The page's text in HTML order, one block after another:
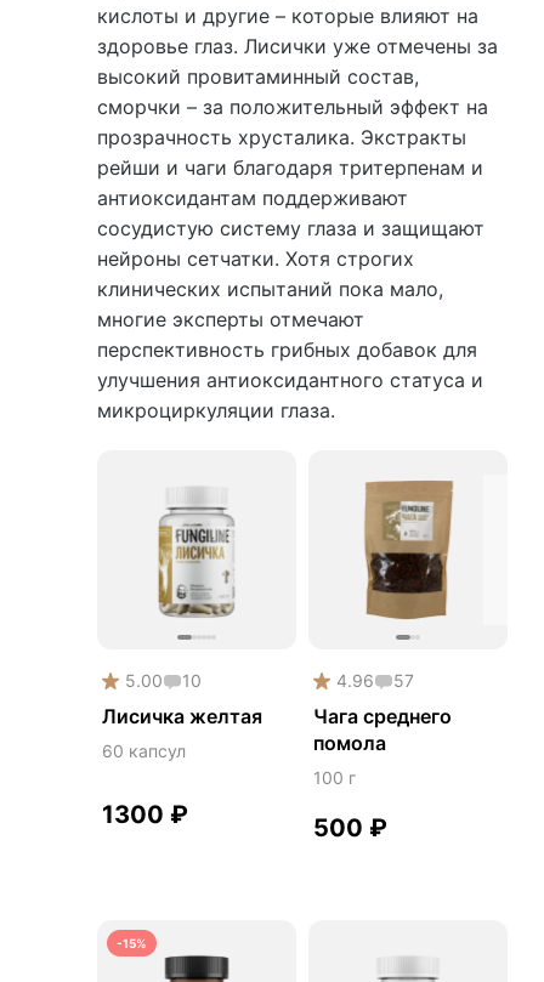
кислоты и другие – которые влияют на
здоровье глаз. Лисички уже отмечены за
высокий провитаминный состав,
сморчки – за положительный эффект на
прозрачность хрусталика. Экстракты
рейши и чаги благодаря тритерпенам и
антиоксидантам поддерживают
сосудистую систему глаза и защищают
нейроны сетчатки. Хотя строгих
клинических испытаний пока мало,
многие эксперты отмечают
перспективность грибных добавок для
улучшения антиоксидантного статуса и
микроциркуляции глаза.
5.00 10
Лисичка желтая
60 капсул
1300 ₽
4.96 57
Чага среднего
помола
100 г
500 ₽
-15%